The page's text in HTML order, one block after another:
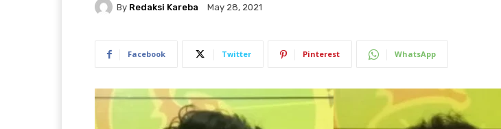
By Redaksi Kareba May 28, 2021
Facebook Twitter Pinterest WhatsApp